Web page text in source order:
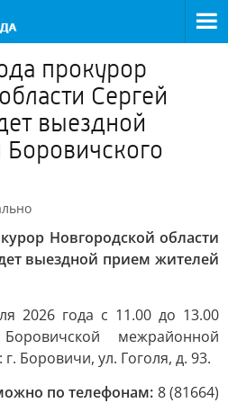
прокурор
Сергей
выездной
Новгородской области
выездной прием жителей
2026 года с 11.00 до 13.00
межрайонной
Боровичи, ул. Гоголя, д. 93.
по телефонам: 8 (81664)